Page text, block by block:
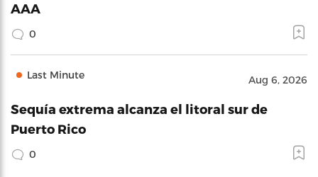
AAA
0
Last Minute Aug 6, 2026
Sequía extrema alcanza el litoral sur de
Puerto Rico
0